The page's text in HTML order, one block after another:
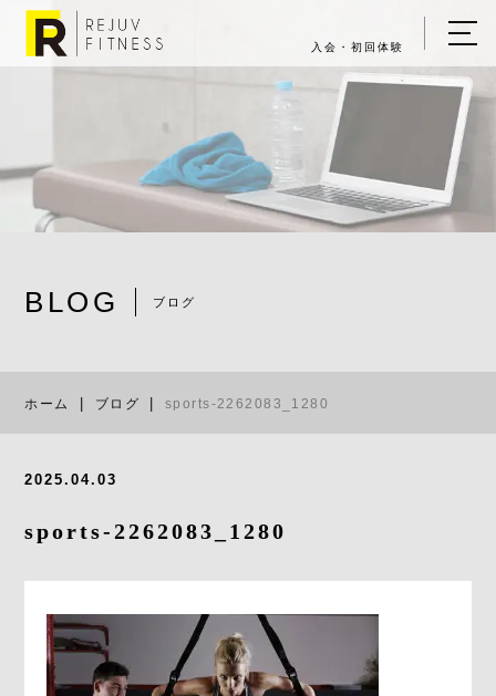
入会・初回体験
BLOG ブログ
ホーム ブログ sports-2262083_1280
2025.04.03
sports-2262083_1280
ホーム
キャンペーン情報
▼ REJUV FITNESSについて
店舗一覧
よくあるご質問
058-338-3504